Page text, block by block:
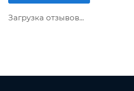
Загрузка отзывов...